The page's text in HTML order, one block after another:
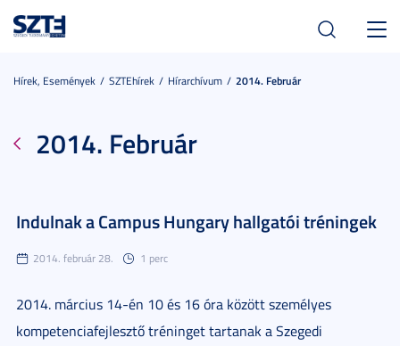
Hírek, Események SZTEhírek Hírarchívum 2014. Február
2014. Február
Indulnak a Campus Hungary hallgatói tréningek
2014. február 28. 1 perc
2014. március 14-én 10 és 16 óra között személyes
kompetenciafejlesztő tréninget tartanak a Szegedi